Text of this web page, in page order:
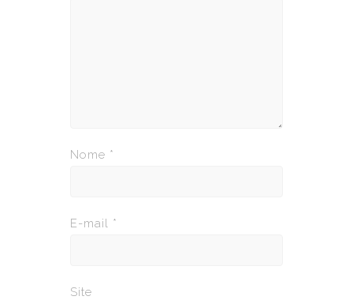
Nome *
E-mail *
Site